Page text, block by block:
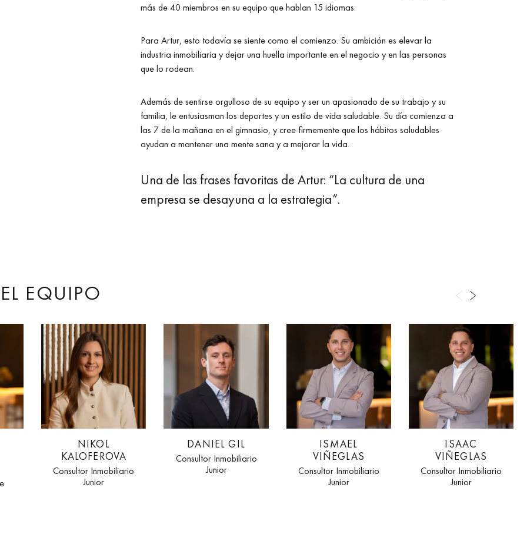
más de 40 miembros en su equipo que hablan 15 idiomas.
Para Artur, esto todavía se siente como el comienzo. Su ambición es elevar la
industria inmobiliaria y dejar una huella importante en el negocio y en las personas
que lo rodean.
Además de sentirse orgulloso de su equipo y ser un apasionado de su trabajo y su
familia, le entusiasman los deportes y un estilo de vida saludable. Su día comienza a
las 7 de la mañana en el gimnasio, y cree firmemente que los hábitos saludables
ayudan a mantener una mente sana y a mejorar la vida.
Una de las frases favoritas de Artur: “La cultura de una
empresa se desayuna a la estrategia”.
EQUIPO
NIKOL
KALOFEROVA
Consultor Inmobiliario
Junior
DANIEL GIL
Consultor Inmobiliario
Junior
ISMAEL
VIÑEGLAS
Consultor Inmobiliario
Junior
ISAAC
VIÑEGLAS
Consultor Inmobiliario
Junior